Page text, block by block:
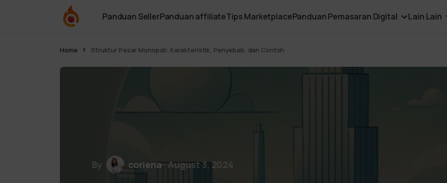
Panduan SellerPanduan affiliateTips MarketplacePanduan Pemasaran Digital Lain Lain
Home Struktur Pasar Monopoli: Karakteristik, Penyebab, dan Contoh
By coriena August 3, 2024